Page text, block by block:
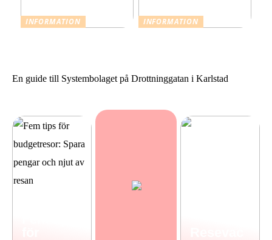
INFORMATION
INFORMATION
En guide till Systembolaget på Drottninggatan i Karlstad